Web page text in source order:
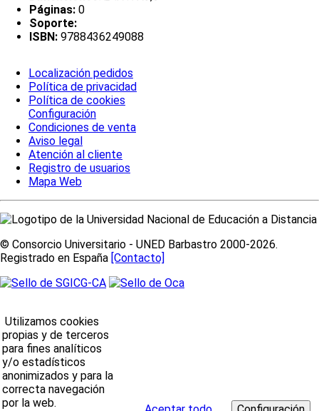
Páginas: 0
Soporte:
ISBN: 9788436249088
Localización pedidos
Política de privacidad
Política de cookies
Configuración
Condiciones de venta
Aviso legal
Atención al cliente
Registro de usuarios
Mapa Web
© Consorcio Universitario - UNED Barbastro 2000-2026.
Registrado en España [Contacto]
Utilizamos cookies
propias y de terceros
para fines analíticos
y/o estadísticos
anonimizados y para la
correcta navegación
por la web.